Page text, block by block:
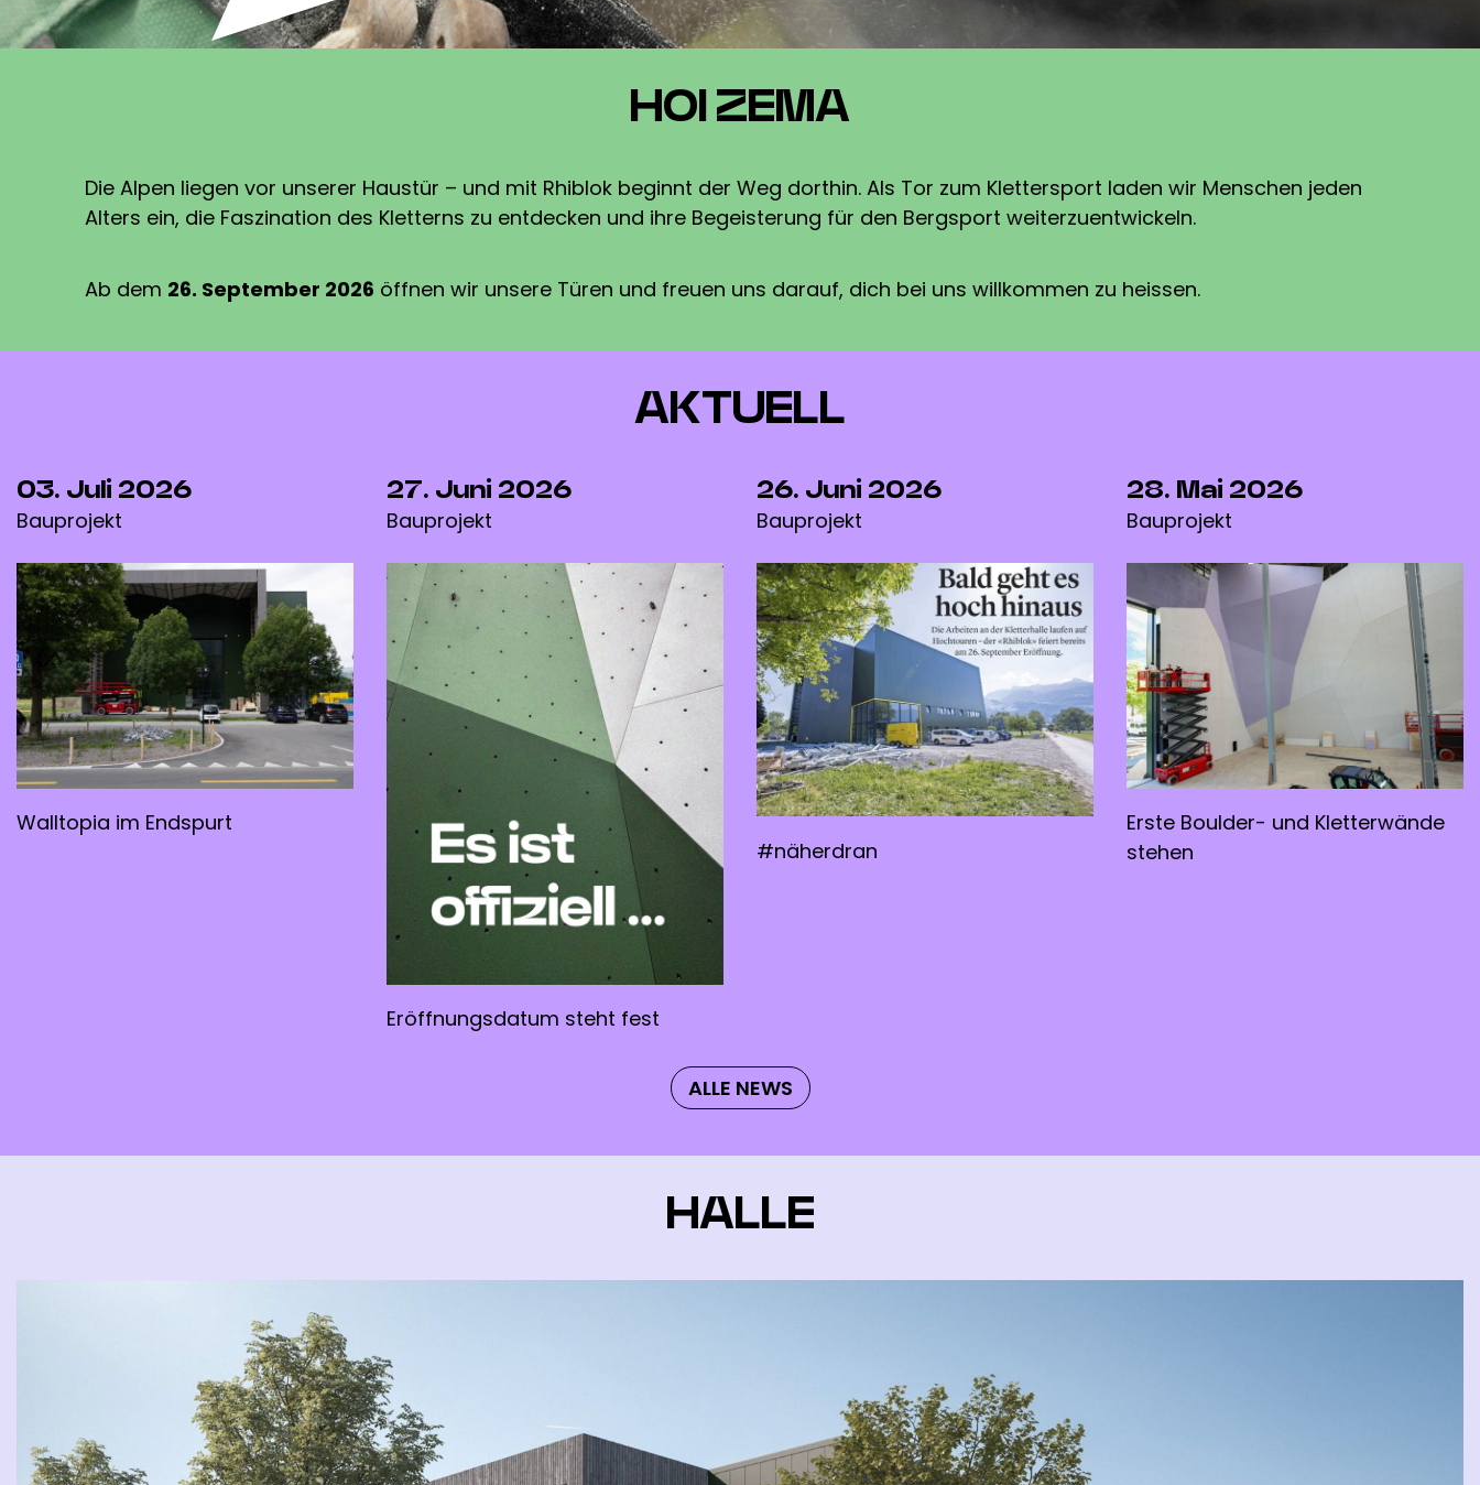
HOI ZEMA
Die Alpen liegen vor unserer Haustür – und mit Rhiblok beginnt der Weg dorthin. Als Tor zum Klettersport laden wir Menschen jeden
Alters ein, die Faszination des Kletterns zu entdecken und ihre Begeisterung für den Bergsport weiterzuentwickeln.
Ab dem 26. September 2026 öffnen wir unsere Türen und freuen uns darauf, dich bei uns willkommen zu heissen.
AKTUELL
03. Juli 2026
Bauprojekt
Walltopia im Endspurt
27. Juni 2026
Bauprojekt
Eröffnungsdatum steht fest
26. Juni 2026
Bauprojekt
#näherdran
28. Mai 2026
Bauprojekt
Erste Boulder- und Kletterwände
stehen
ALLE NEWS
HALLE